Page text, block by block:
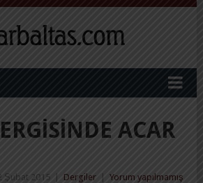
ACAR
Şubat 2015 Dergiler Yorum yapılmamış